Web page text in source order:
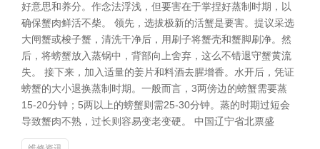
好意思和养分。作念法浮浅，但要害在于掌捏好蒸制时期，以
确保蟹肉鲜活不柴。 领先，选拔极新的活蟹是要害。提议采选
大闸蟹或梭子蟹，清洗干净后，用刷子将蟹壳和蟹脚刷净。然
后，将螃蟹放入蒸锅中，背部向上舍弃，这么不错退守蟹黄流
失。 接下来，加入适量的姜片和料酒去腥增香。水开后，凭证
螃蟹的大小退换蒸制时期。一般而言，3两傍边的螃蟹需要蒸
15-20分钟；5两以上的螃蟹则需25-30分钟。蒸的时期过短会
导致蟹肉不熟，过长则容易变老变硬。 中国辽宁省北票盛